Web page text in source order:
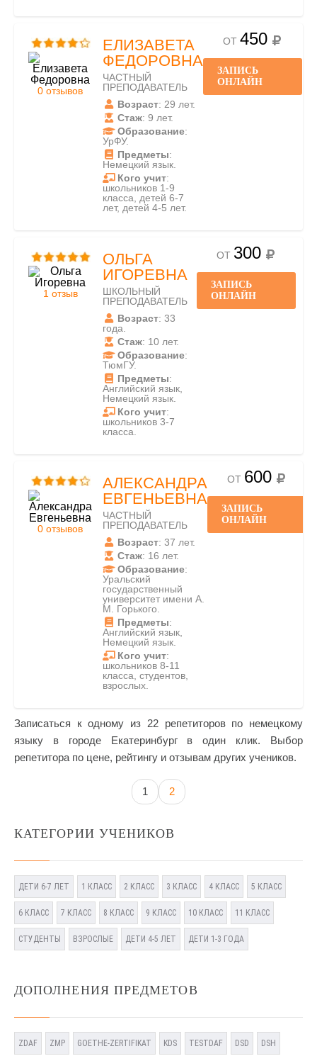
0 отзывов
ЕЛИЗАВЕТА
ФЕДОРОВНА
ЧАСТНЫЙ
ПРЕПОДАВАТЕЛЬ
Возраст: 29 лет.
Стаж: 9 лет.
Образование:
УрФУ.
Предметы:
Немецкий язык.
Кого учит:
школьников 1-9
класса, детей 6-7
лет, детей 4-5 лет.
ОТ 450
ЗАПИСЬ
ОНЛАЙН
1 отзыв
ОЛЬГА
ИГОРЕВНА
ШКОЛЬНЫЙ
ПРЕПОДАВАТЕЛЬ
Возраст: 33
года.
Стаж: 10 лет.
Образование:
ТюмГУ.
Предметы:
Английский язык,
Немецкий язык.
Кого учит:
школьников 3-7
класса.
ОТ 300
ЗАПИСЬ
ОНЛАЙН
0 отзывов
АЛЕКСАНДРА
ЕВГЕНЬЕВНА
ЧАСТНЫЙ
ПРЕПОДАВАТЕЛЬ
Возраст: 37 лет.
Стаж: 16 лет.
Образование:
Уральский
государственный
университет имени А.
М. Горького.
Предметы:
Английский язык,
Немецкий язык.
Кого учит:
школьников 8-11
класса, студентов,
взрослых.
ОТ 600
ЗАПИСЬ
ОНЛАЙН
Записаться к одному из 22 репетиторов по немецкому
языку в городе Екатеринбург в один клик. Выбор
репетитора по цене, рейтингу и отзывам других учеников.
1 2
КАТЕГОРИИ УЧЕНИКОВ
ДЕТИ 6-7 ЛЕТ 1 КЛАСС 2 КЛАСС 3 КЛАСС 4 КЛАСС 5 КЛАСС
6 КЛАСС 7 КЛАСС 8 КЛАСС 9 КЛАСС 10 КЛАСС 11 КЛАСС
СТУДЕНТЫ ВЗРОСЛЫЕ ДЕТИ 4-5 ЛЕТ ДЕТИ 1-3 ГОДА
ДОПОЛНЕНИЯ ПРЕДМЕТОВ
ZDAF ZMP GOETHE-ZERTIFIKAT KDS TESTDAF DSD DSH